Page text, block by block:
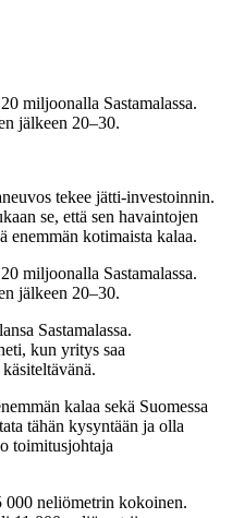
miljoonalla Sastamalassa.
jälkeen 20–30.
tekee jätti-investoinnin.
se, että sen havaintojen
enemmän kotimaista kalaa.
miljoonalla Sastamalassa.
jälkeen 20–30.
Sastamalassa.
kun yritys saa
kalaa sekä Suomessa
tähän kysyntään ja olla
toimitusjohtaja
neliömetrin kokoinen.